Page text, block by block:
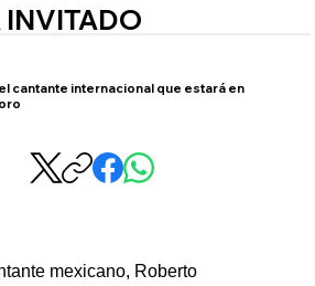
INVITADO
cantante internacional que estará en
mexicano, Roberto